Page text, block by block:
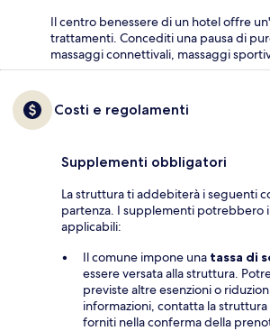
Il centro benessere di un hotel offre
trattamenti. Concediti una pausa di
massaggi connettivali, massaggi
Costi e regolamenti
Supplementi obbligatori
La struttura ti addebiterà i seguenti
partenza. I supplementi potrebbero
applicabili:
Il comune impone una tassa di
essere versata alla struttura.
previste altre esenzioni o
informazioni, contatta la
forniti nella conferma della